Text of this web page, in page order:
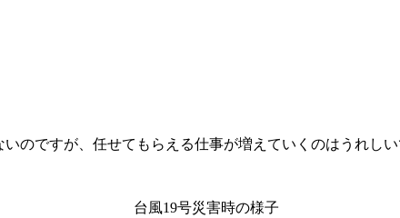
のですが、任せてもらえる仕事が増えていくのはうれしい
台風19号災害時の様子